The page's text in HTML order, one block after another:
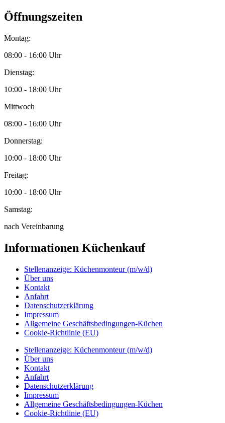
Öffnungszeiten
Montag:
08:00 - 16:00 Uhr
Dienstag:
10:00 - 18:00 Uhr
Mittwoch
08:00 - 16:00 Uhr
Donnerstag:
10:00 - 18:00 Uhr
Freitag:
10:00 - 18:00 Uhr
Samstag:
nach Vereinbarung
Informationen Küchenkauf
Stellenanzeige: Küchenmonteur (m/w/d)
Über uns
Kontakt
Anfahrt
Datenschutzerklärung
Impressum
Allgemeine Geschäftsbedingungen-Küchen
Cookie-Richtlinie (EU)
Stellenanzeige: Küchenmonteur (m/w/d)
Über uns
Kontakt
Anfahrt
Datenschutzerklärung
Impressum
Allgemeine Geschäftsbedingungen-Küchen
Cookie-Richtlinie (EU)